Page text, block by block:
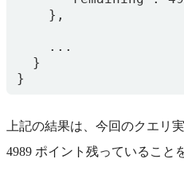
}
上記の結果は、今回のクエリ
4989 ポイント残っていること